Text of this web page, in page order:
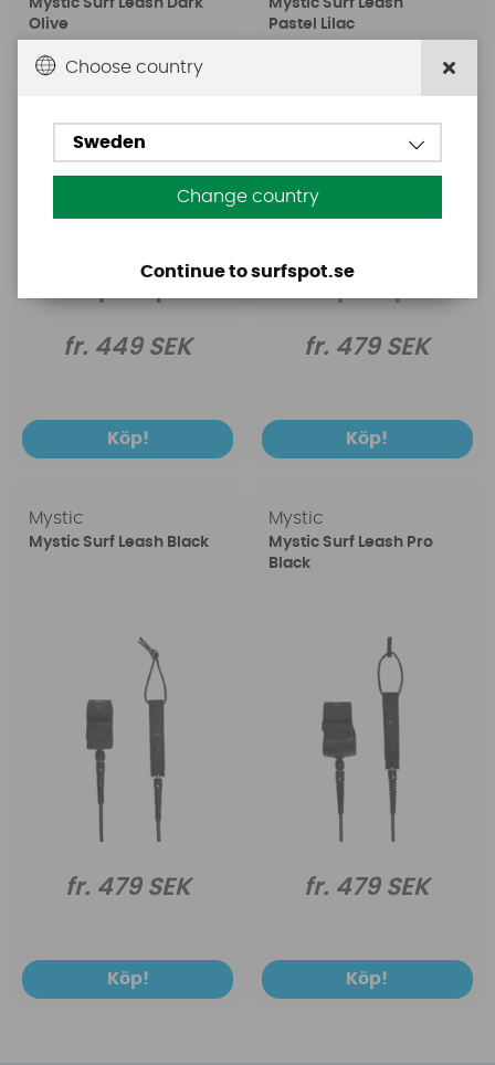
Olive
fr. 449 SEK
Köp!
Pastel Lilac
fr. 479 SEK
Köp!
Mystic
Mystic Surf Leash Black
fr. 479 SEK
Köp!
Mystic
Mystic Surf Leash Pro
Black
fr. 479 SEK
Köp!
Choose country
Sweden
Change country
Continue to surfspot.se